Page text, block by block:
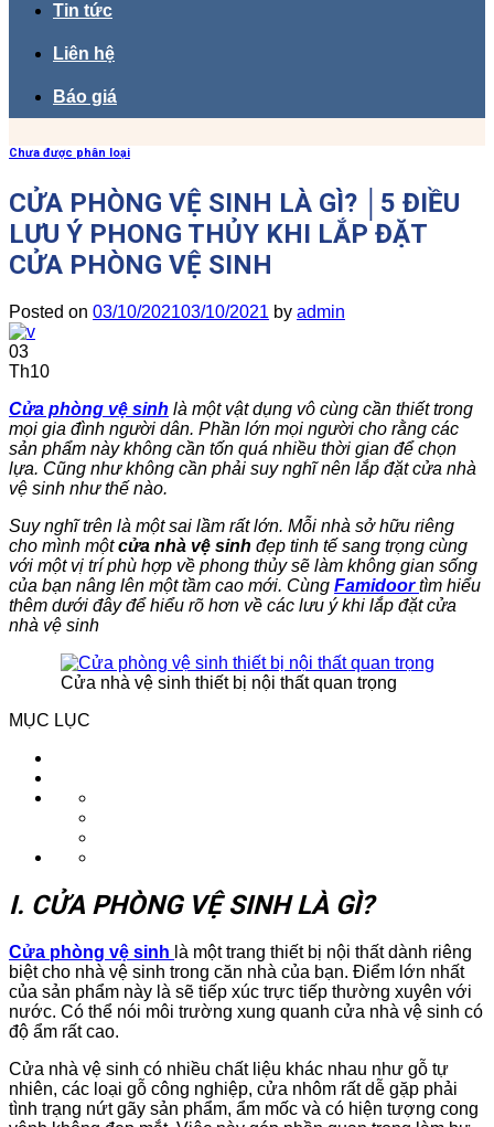
Tin tức
Liên hệ
Báo giá
Chưa được phân loại
CỬA PHÒNG VỆ SINH LÀ GÌ? │5 ĐIỀU
LƯU Ý PHONG THỦY KHI LẮP ĐẶT
CỬA PHÒNG VỆ SINH
Posted on 03/10/202103/10/2021 by admin
03
Th10
Cửa phòng vệ sinh là một vật dụng vô cùng cần thiết trong
mọi gia đình người dân. Phần lớn mọi người cho rằng các
sản phẩm này không cần tốn quá nhiều thời gian để chọn
lựa. Cũng như không cần phải suy nghĩ nên lắp đặt cửa nhà
vệ sinh như thế nào.
Suy nghĩ trên là một sai lầm rất lớn. Mỗi nhà sở hữu riêng
cho mình mộtcửa nhà vệ sinh đẹp tinh tế sang trọng cùng
với một vị trí phù hợp về phong thủy sẽ làm không gian sống
của bạn nâng lên một tầm cao mới. Cùng Famidoor tìm hiểu
thêm dưới đây để hiểu rõ hơn về các lưu ý khi lắp đặt cửa
nhà vệ sinh
Cửa nhà vệ sinh thiết bị nội thất quan trọng
MỤC LỤC
I. CỬA PHÒNG VỆ SINH LÀ GÌ?
Cửa phòng vệ sinh là một trang thiết bị nội thất dành riêng
biệt cho nhà vệ sinh trong căn nhà của bạn. Điểm lớn nhất
của sản phẩm này là sẽ tiếp xúc trực tiếp thường xuyên với
nước. Có thể nói môi trường xung quanh cửa nhà vệ sinh có
độ ẩm rất cao.
Cửa nhà vệ sinh có nhiều chất liệu khác nhau như gỗ tự
nhiên, các loại gỗ công nghiệp, cửa nhôm rất dễ gặp phải
tình trạng nứt gãy sản phẩm, ẩm mốc và có hiện tượng cong